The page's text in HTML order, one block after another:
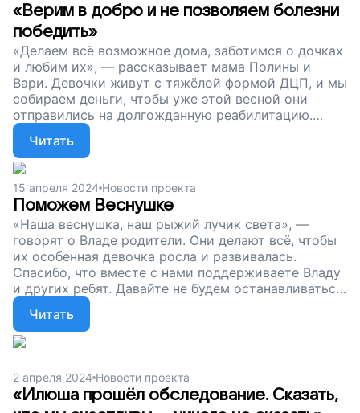
«Верим в добро и не позволяем болезни
победить»
«Делаем всё возможное дома, заботимся о дочках
и любим их», — рассказывает мама Полины и
Вари. Девочки живут с тяжёлой формой ДЦП, и мы
собираем деньги, чтобы уже этой весной они
отправились на долгожданную реабилитацию.
Давайте вместе поддержим сестрёнок и их
любящих родителей!
Читать
15 апреля 2024 Новости проекта
Поможем Веснушке
«Наша веснушка, наш рыжий лучик света», —
говорят о Владе родители. Они делают всё, чтобы
их особенная девочка росла и развивалась.
Спасибо, что вместе с нами поддерживаете Владу
и других ребят. Давайте не будем останавливаться.
Пусть дети живут без боли и вовремя получают
важное лечение.
Читать
2 апреля 2024 Новости проекта
«Илюша прошёл обследование. Сказать,